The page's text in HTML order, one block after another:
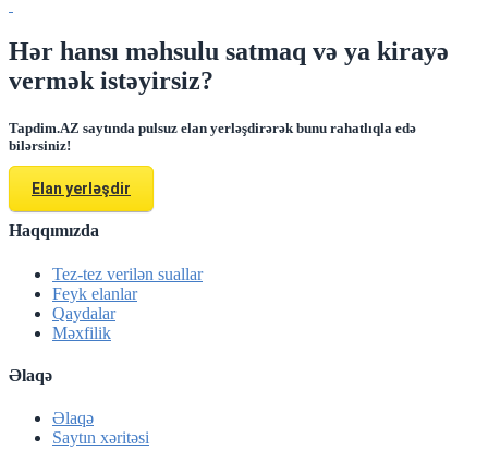
Hər hansı məhsulu satmaq və ya kirayə
vermək istəyirsiz?
Tapdim.AZ saytında pulsuz elan yerləşdirərək bunu rahatlıqla edə
bilərsiniz!
Elan yerləşdir
Haqqımızda
Tez-tez verilən suallar
Feyk elanlar
Qaydalar
Məxfilik
Əlaqə
Əlaqə
Saytın xəritəsi